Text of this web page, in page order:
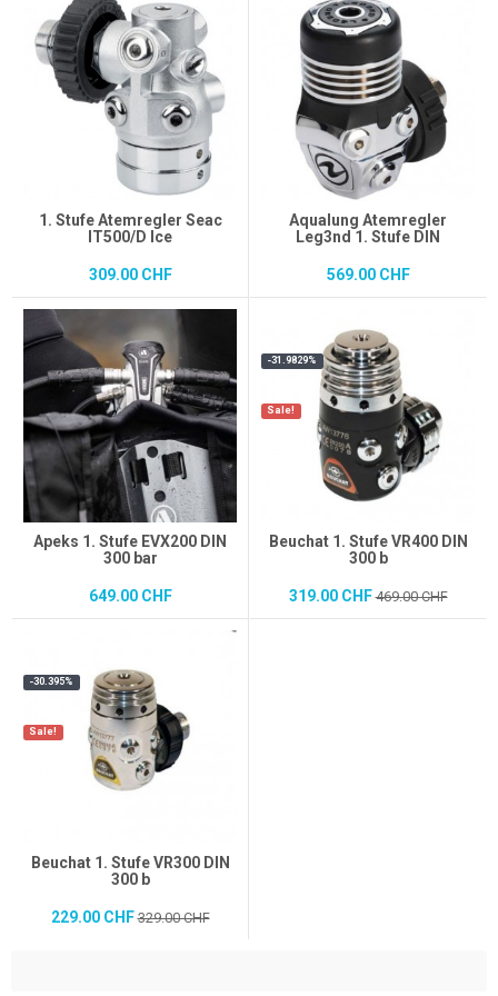
1. Stufe Atemregler Seac
IT500/D Ice
309.00 CHF
Aqualung Atemregler
Leg3nd 1. Stufe DIN
569.00 CHF
Apeks 1. Stufe EVX200 DIN
300 bar
649.00 CHF
Sale!
Beuchat 1. Stufe VR400 DIN
300 b
319.00 CHF469.00 CHF
-31.9829%
Sale!
Beuchat 1. Stufe VR300 DIN
300 b
229.00 CHF329.00 CHF
-30.395%